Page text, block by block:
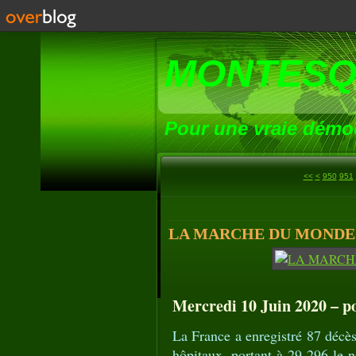
Pour une vraie
<< < 900
910
920
930
940
950 951
LA MARCHE DU
Mercredi 10 Juin 2020 –
La France a enregistré 87